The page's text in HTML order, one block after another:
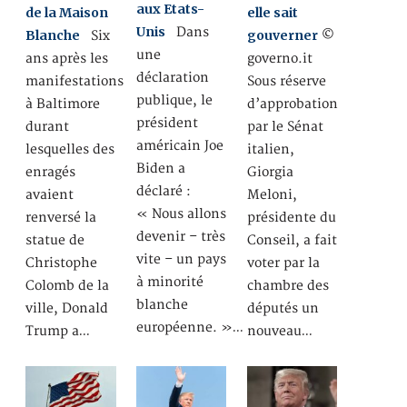
de la Maison
Blanche Six
ans après les
manifestations
à Baltimore
durant
lesquelles des
enragés
avaient
renversé la
statue de
Christophe
Colomb de la
ville, Donald
Trump a…
aux Etats-
Unis Dans
une
déclaration
publique, le
président
américain Joe
Biden a
déclaré :
« Nous allons
devenir – très
vite – un pays
à minorité
blanche
européenne. »…
elle sait
gouverner ©
governo.it
Sous réserve
d’approbation
par le Sénat
italien,
Giorgia
Meloni,
présidente du
Conseil, a fait
voter par la
chambre des
députés un
nouveau…